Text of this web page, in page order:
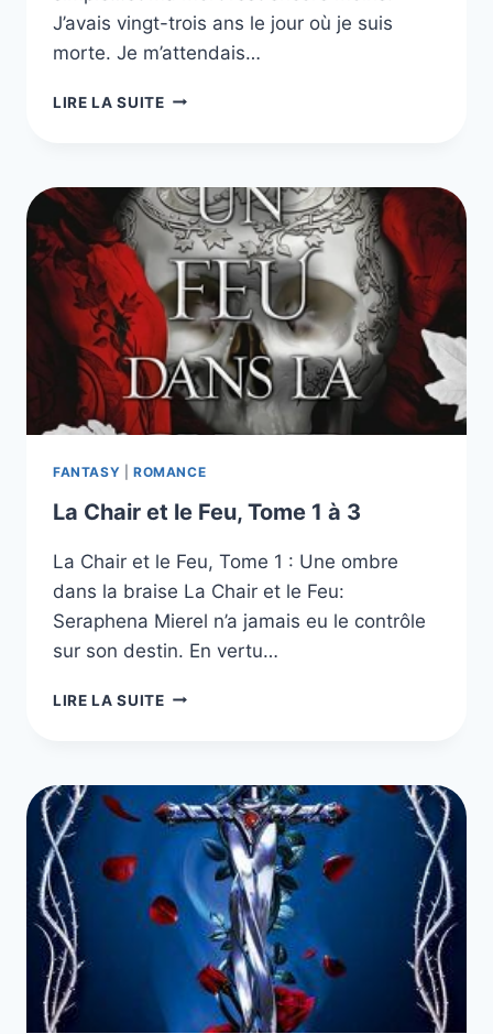
J’avais vingt-trois ans le jour où je suis
morte. Je m’attendais…
LIRE LA SUITEGHOST’S
ET
2
FANTASY ROMANCE
La Chair et le Feu, Tome 1 à 3
La Chair et le Feu, Tome 1 : Une ombre
dans la braise La Chair et le Feu:
Seraphena Mierel n’a jamais eu le contrôle
sur son destin. En vertu…
LIRE LA SUITELA
FEU,
TOME
1